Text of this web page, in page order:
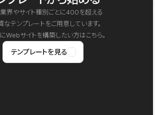
業界やサイト種別ごとに400を超える
なテンプレートをご用意しています。
Webサイトを構築したい方はこちら。
テンプレートを見る